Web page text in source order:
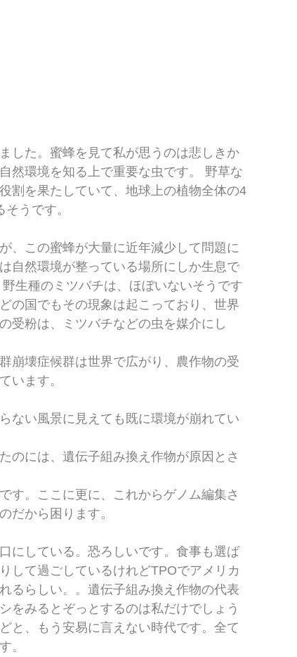
した。蜜蜂を見て私が思うのは悲しきか
然環境を知る上で重要な虫です。 野草な
割を果たしていて、地球上の植物全体の4
うです。
、この蜜蜂が大量に近年減少して問題に
自然環境が整っている場所にしか生息で
生種のミツバチは、ほぼいないそうです
の国でもその現象は起こっており、世界
受粉は、ミツバチなどの虫を媒介にし
崩壊症候群は世界で広がり、農作物の受
います。
ない風景に見えても既に環境が崩れてい
のには、遺伝子組み換え作物が原因とさ
す。ここに更に、これからゲノム編集さ
だから困ります。
にしている。恐ろしいです。食事も選ば
して過ごしているけれどTPOでアメリカ
るらしい。。遺伝子組み換え作物の代表
をみるとぞっとするのは私だけでしょう
と、もう安易に言えない時代です。全て
。